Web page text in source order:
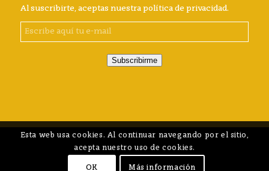
Al suscribirte, aceptas nuestra política de privacidad.
Subscribirme
Esta web usa cookies. Al continuar navegando por el sitio,
acepta nuestro uso de cookies.
OK Más información